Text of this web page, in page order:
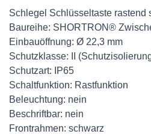
Schlegel Schlüsseltaste rastend
Baureihe: SHORTRON®
Einbauöffnung: Ø 22,3 mm
Schutzklasse: II
Schutzart: IP65
Schaltfunktion: Rastfunktion
Beleuchtung: nein
Beschriftbar: nein
Frontrahmen: schwarz